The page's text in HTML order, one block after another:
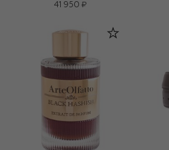
41 950 ₽